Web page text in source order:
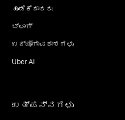
ಹೂಡಿಕೆದಾರರು
ಬ್ಲಾಗ್
ಉದ್ಯೋಗಾವಕಾಶಗಳು
Uber AI
ಉತ್ಪನ್ನಗಳು